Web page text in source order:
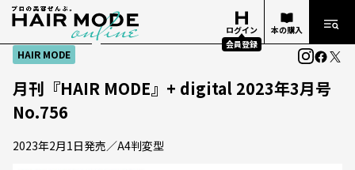
ログイン
会員登録
本の購入
HAIR MODE
月刊『HAIR MODE』+ digital 2023年3月号
No.756
2023年2月1日発売／A4判変型